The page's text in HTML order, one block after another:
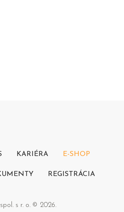
KARIÉRA E-SHOP
REGISTRÁCIA
s r. o. © 2026.